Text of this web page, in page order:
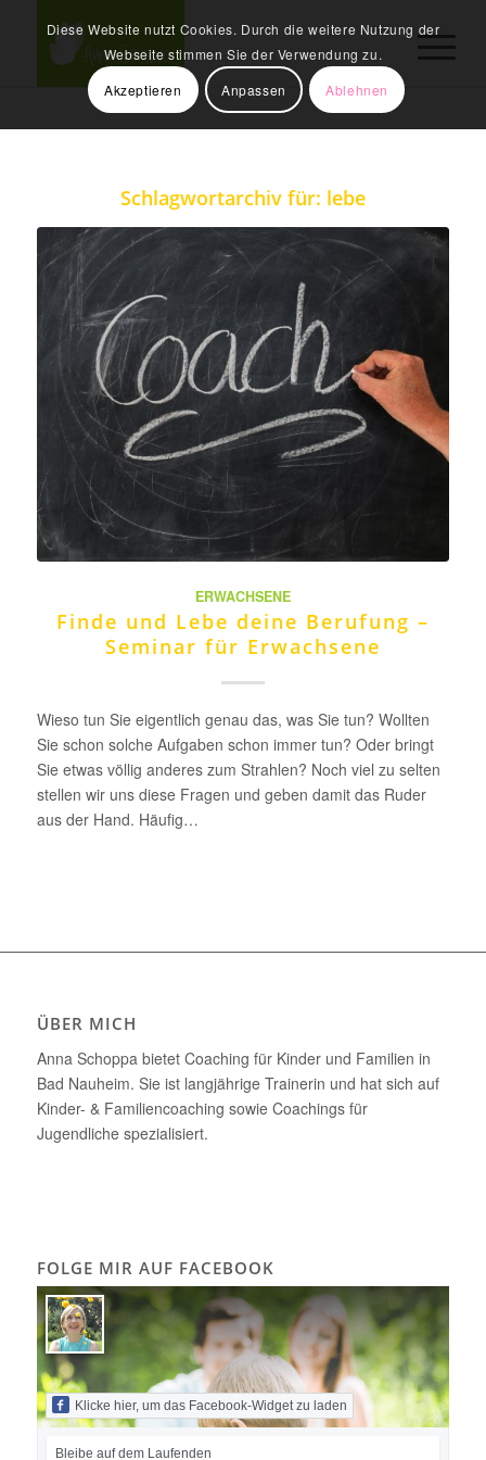
Schlagwortarchiv für: lebe
ERWACHSENE
Finde und Lebe deine Berufung –
Seminar für Erwachsene
Wieso tun Sie eigentlich genau das, was Sie tun? Wollten
Sie schon solche Aufgaben schon immer tun? Oder bringt
Sie etwas völlig anderes zum Strahlen? Noch viel zu selten
stellen wir uns diese Fragen und geben damit das Ruder
aus der Hand. Häufig…
ÜBER MICH
Anna Schoppa bietet Coaching für Kinder und Familien in
Bad Nauheim. Sie ist langjährige Trainerin und hat sich auf
Kinder- & Familiencoaching sowie Coachings für
Jugendliche spezialisiert.
FOLGE MIR AUF FACEBOOK
Klicke hier, um das Facebook-Widget zu laden
Bleibe auf dem Laufenden
Diese Website nutzt Cookies. Durch die weitere Nutzung der
Webseite stimmen Sie der Verwendung zu.
Akzeptieren
Anpassen Ablehnen